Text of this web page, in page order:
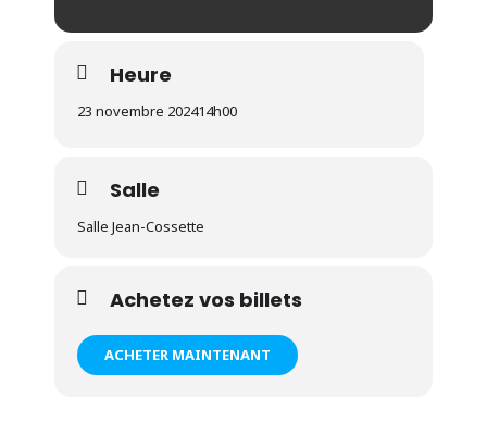
Heure
23 novembre 202414h00
Salle
Salle Jean-Cossette
Achetez vos billets
ACHETER MAINTENANT